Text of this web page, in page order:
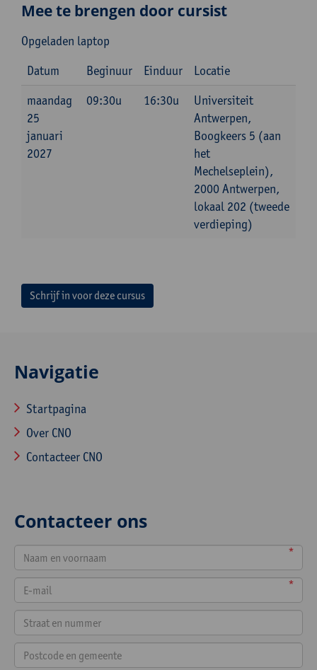
Mee te brengen door cursist
Opgeladen laptop
Datum
Beginuur Einduur
Locatie
maandag
25
januari
2027
09:30u 16:30u
Universiteit
Antwerpen,
Boogkeers 5 (aan
het
Mechelseplein),
2000 Antwerpen,
lokaal 202 (tweede
verdieping)
Schrijf in voor deze cursus
Navigatie
Startpagina
Over CNO
Contacteer CNO
Contacteer ons
*
*